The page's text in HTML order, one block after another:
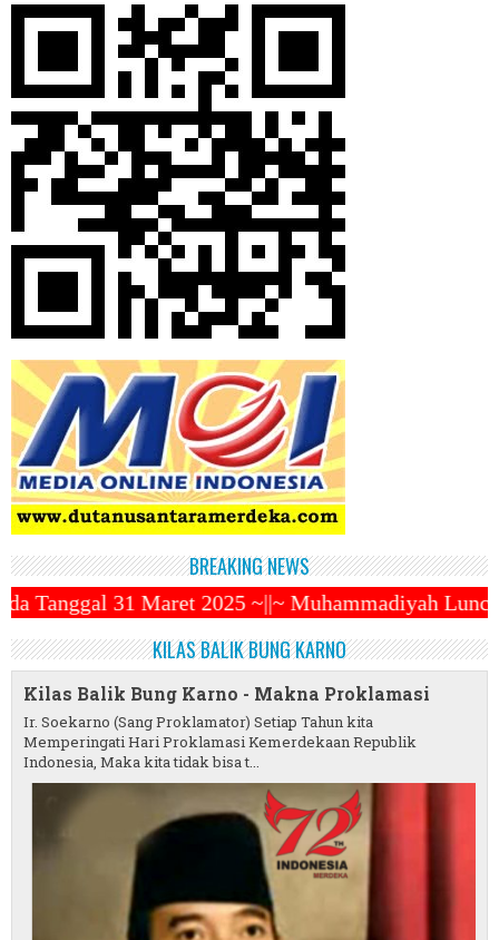
BREAKING NEWS
~||~ Muhammadiyah Luncurkan Ojek
KILAS BALIK BUNG KARNO
Kilas Balik Bung Karno - Makna Proklamasi
Ir. Soekarno (Sang Proklamator) Setiap Tahun kita
Memperingati Hari Proklamasi Kemerdekaan Republik
Indonesia, Maka kita tidak bisa t...